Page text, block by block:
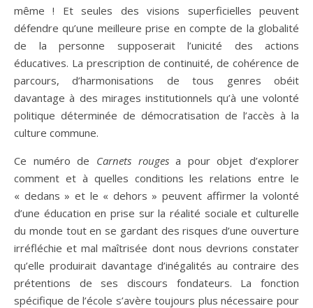
même ! Et seules des visions superficielles peuvent
défendre qu’une meilleure prise en compte de la globalité
de la personne supposerait l’unicité des actions
éducatives. La prescription de continuité, de cohérence de
parcours, d’harmonisations de tous genres obéit
davantage à des mirages institutionnels qu’à une volonté
politique déterminée de démocratisation de l’accès à la
culture commune.
Ce numéro de Carnets rougesa pour objet d’explorer
comment et à quelles conditions les relations entre le
« dedans » et le « dehors » peuvent affirmer la volonté
d’une éducation en prise sur la réalité sociale et culturelle
du monde tout en se gardant des risques d’une ouverture
irréfléchie et mal maîtrisée dont nous devrions constater
qu’elle produirait davantage d’inégalités au contraire des
prétentions de ses discours fondateurs. La fonction
spécifique de l’école s’avère toujours plus nécessaire pour